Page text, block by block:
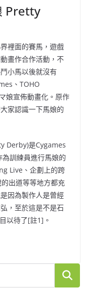
Pretty
裡面的賽馬，遊戲
畫作合作活動，不
小馬以後就沒有
、TOHO
娘宣佈動畫化。原作
家認識一下馬娘的
Derby)是Cygames
訓練員進行馬娘的
Live、企劃上的跨
出道等等地方都充
因為製作人是曾經
，至於這是不是石
以待了[註1]。